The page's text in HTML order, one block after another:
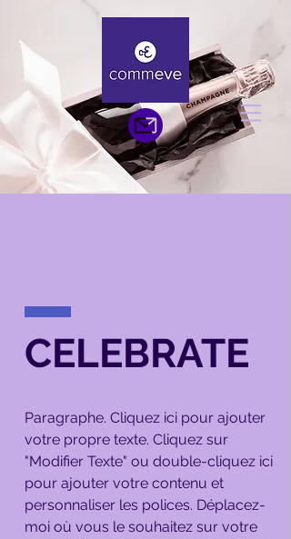
CELEBRATE
Paragraphe. Cliquez ici pour ajouter
votre propre texte. Cliquez sur
"Modifier Texte" ou double-cliquez ici
pour ajouter votre contenu et
personnaliser les polices. Déplacez-
moi où vous le souhaitez sur votre